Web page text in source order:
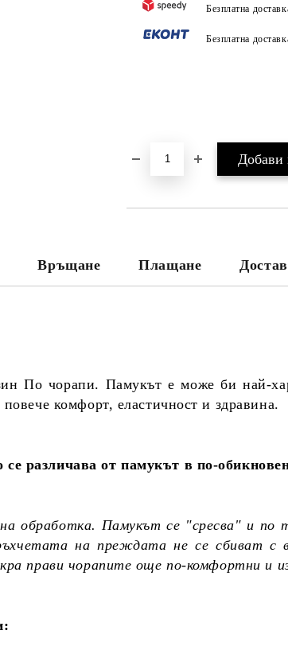
Безплатна
Безплатна
Връщане Плащане
По чорапи. Памукът е може би най-
комфорт, еластичност и здравина.
различава от памукът в по-
обработка. Памукът се "сресва" и по
на преждата не се сбиват с
прави чорапите още по-комфортни и